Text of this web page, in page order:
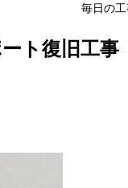
毎日の
ト復旧工事